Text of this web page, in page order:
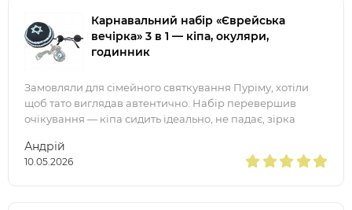
Карнавальний набір «Єврейська
вечірка» 3 в 1 — кіпа, окуляри,
годинник
Замовляли для сімейного святкування Пуріму, хотіли
щоб тато виглядав автентично. Набір перевершив
очікування — кіпа сидить ідеально, не падає, зірка
Андрій
10.05.2026